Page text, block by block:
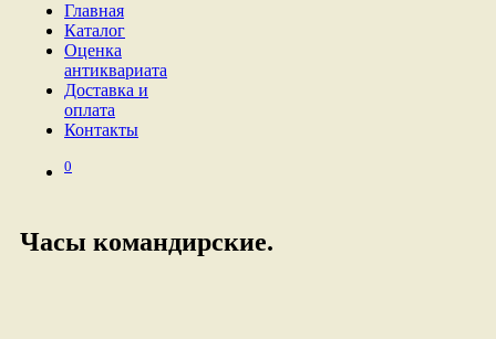
Главная
Каталог
Оценка
антиквариата
Доставка и
оплата
Контакты
0
Часы командирские.